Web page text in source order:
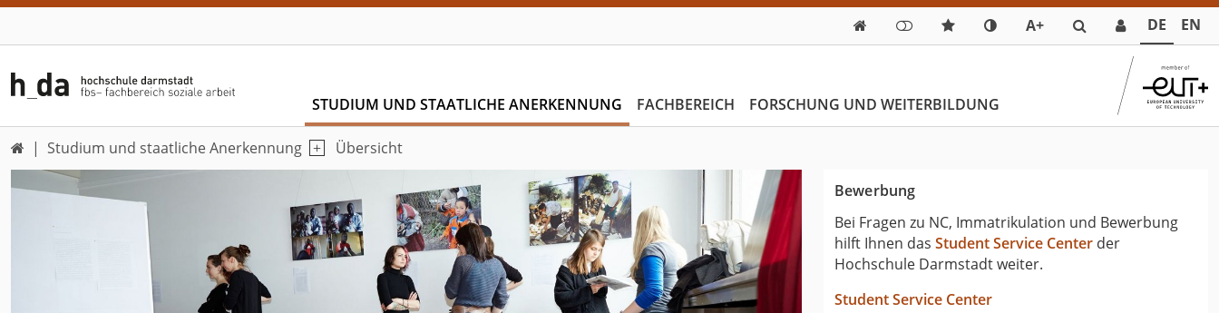
 A+ DE EN
STUDIUM UND STAATLICHE ANERKENNUNG FACHBEREICH FORSCHUNG UND WEITERBILDUNG
 Studium und staatliche Anerkennung Übersicht
Bewerbung
Bei Fragen zu NC, Immatrikulation und Bewerbung
hilft Ihnen das Student Service Center der
Hochschule Darmstadt weiter.
Student Service Center